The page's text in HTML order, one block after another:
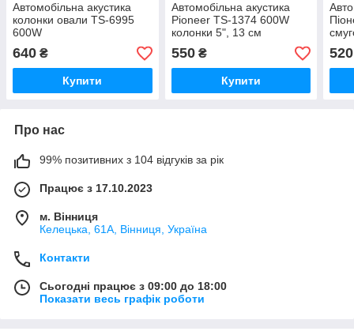
Автомобільна акустика
колонки овали TS-6995
600W
640 ₴
Купити
Автомобільна акустика
Pioneer TS-1374 600W
колонки 5", 13 см
550₴
Купити
520
Про нас
99% позитивних з 104 відгуків за рік
Працює з 17.10.2023
м. Вінниця
Келецька, 61А, Вінниця, Україна
Контакти
Сьогодні працює з 09:00 до 18:00
Показати весь графік роботи